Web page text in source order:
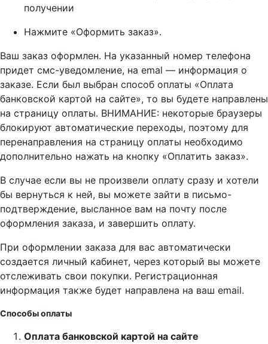
получении
Нажмите «Оформить заказ».
Ваш заказ оформлен. На указанный номер телефона
придет смс-уведомление, на emal — информация о
заказе. Если был выбран способ оплаты «Оплата
банковской картой на сайте», то вы будете направлены
на страницу оплаты. ВНИМАНИЕ: некоторые браузеры
блокируют автоматические переходы, поэтому для
перенаправления на страницу оплаты необходимо
дополнительно нажать на кнопку «Оплатить заказ».
В случае если вы не произвели оплату сразу и хотели
бы вернуться к ней, вы можете зайти в письмо-
подтверждение, высланное вам на почту после
оформления заказа, и завершить оплату.
При оформлении заказа для вас автоматически
создается личный кабинет, через который вы можете
отслеживать свои покупки. Регистрационная
информация также будет направлена на ваш email.
Способы оплаты
Оплата банковской картой на сайте